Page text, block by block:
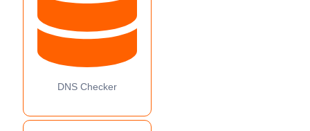
DNS Checker